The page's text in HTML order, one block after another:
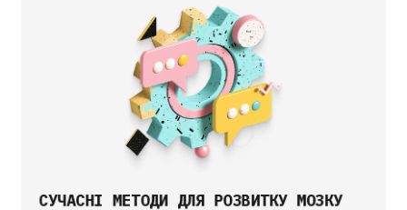
СУЧАСНІ МЕТОДИ ДЛЯ РОЗВИТКУ МОЗКУ